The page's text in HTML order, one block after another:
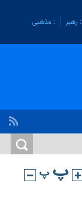
: رهبر
: مذهبی